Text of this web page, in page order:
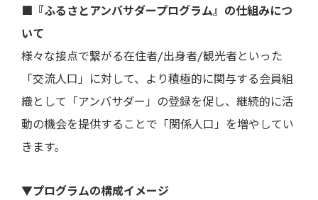
■『ふるさとアンバサダープログラム』の仕組みにつ
いて
様々な接点で繋がる在住者/出身者/観光者といった
「交流人口」に対して、より積極的に関与する会員組
織として「アンバサダー」の登録を促し、継続的に活
動の機会を提供することで「関係人口」を増やしてい
きます。
▼プログラムの構成イメージ